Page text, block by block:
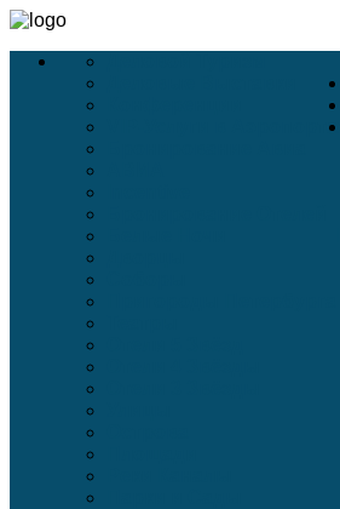
VIP-Услуги в Аэропортах